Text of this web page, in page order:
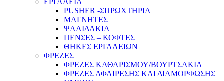
PUSHER -ΣΠΡΩΧΤΗΡΙΑ
ΜΑΓΝΗΤΕΣ
ΨΑΛΙΔΑΚΙΑ
ΠΕΝΣΕΣ – ΚΟΦΤΕΣ
ΘΗΚΕΣ ΕΡΓΑΛΕΙΩΝ
ΦΡΕΖΕΣ
ΦΡΕΖΕΣ ΚΑΘΑΡΙΣΜΟΥ/ΒΟΥΡΤΣΑΚΙΑ
ΦΡΕΖΕΣ ΑΦΑΙΡΕΣΗΣ ΚΑΙ ΔΙΑΜΟΡΦΩΣΗΣ